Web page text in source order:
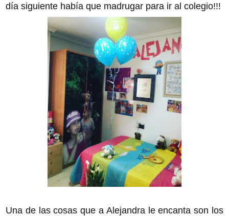
día siguiente había que madrugar para ir al colegio!!!
Una de las cosas que a Alejandra le encanta son los